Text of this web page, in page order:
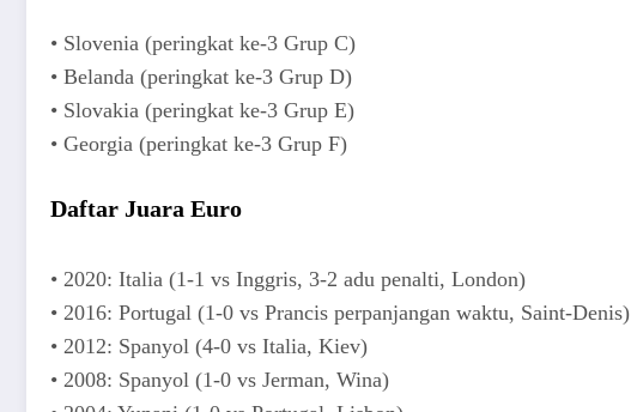
• Slovenia (peringkat ke-3 Grup C)
• Belanda (peringkat ke-3 Grup D)
• Slovakia (peringkat ke-3 Grup E)
• Georgia (peringkat ke-3 Grup F)
Daftar Juara Euro
• 2020: Italia (1-1 vs Inggris, 3-2 adu penalti, London)
• 2016: Portugal (1-0 vs Prancis perpanjangan waktu, Saint-Denis)
• 2012: Spanyol (4-0 vs Italia, Kiev)
• 2008: Spanyol (1-0 vs Jerman, Wina)